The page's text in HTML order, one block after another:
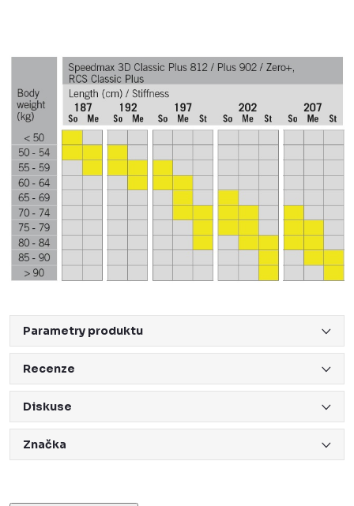
Parametry produktu
Recenze
Diskuse
Značka